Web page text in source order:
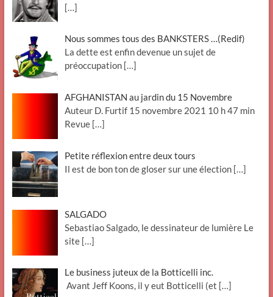
[…]
Nous sommes tous des BANKSTERS …(Redif)
La dette est enfin devenue un sujet de
préoccupation […]
AFGHANISTAN au jardin du 15 Novembre
Auteur D. Furtif 15 novembre 2021 10 h 47 min
Revue […]
Petite réflexion entre deux tours
Il est de bon ton de gloser sur une élection […]
SALGADO
Sebastiao Salgado, le dessinateur de lumière Le
site […]
Le business juteux de la Botticelli inc.
Avant Jeff Koons, il y eut Botticelli (et […]